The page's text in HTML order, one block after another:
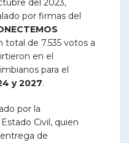
del 2023,
por firmas del
total de 7.535 votos a
en el
para el
y 2027.
por la
Civil, quien
de